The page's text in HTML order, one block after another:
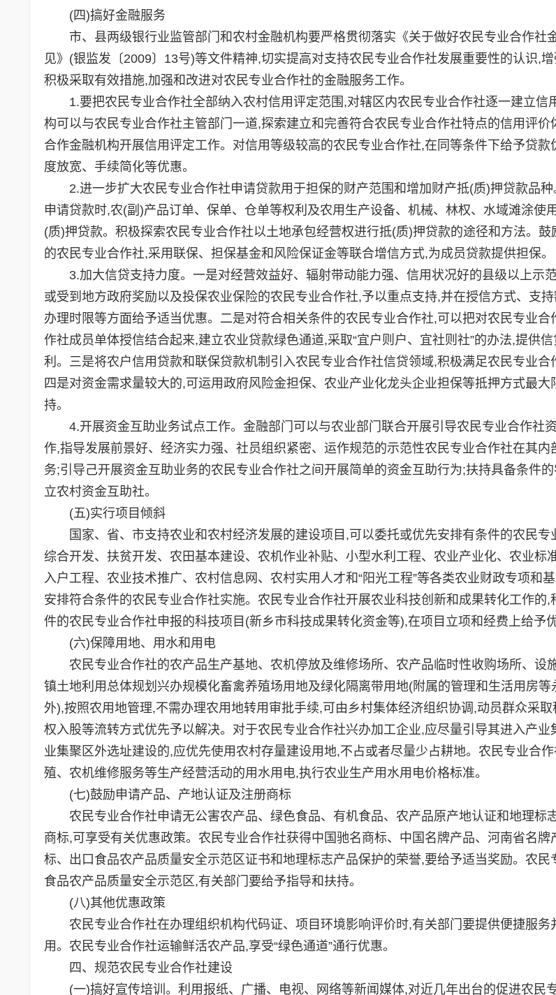
(四)搞好金融服务
市、县两级银行业监管部门和农村金融机构要严格贯彻落实《关于做好农民专业合作社
见》(银监发〔2009〕13号)等文件精神,切实提高对支持农民专业合作社发展重要性的认识,
积极采取有效措施,加强和改进对农民专业合作社的金融服务工作。
1.要把农民专业合作社全部纳入农村信用评定范围,对辖区内农民专业合作社逐一建立信
构可以与农民专业合作社主管部门一道,探索建立和完善符合农民专业合作社特点的信用评价
合作金融机构开展信用评定工作。对信用等级较高的农民专业合作社,在同等条件下给予贷款
度放宽、手续简化等优惠。
2.进一步扩大农民专业合作社申请贷款用于担保的财产范围和增加财产抵(质)押贷款品种
申请贷款时,农(副)产品订单、保单、仓单等权利及农用生产设备、机械、林权、水域滩涂使
(质)押贷款。积极探索农民专业合作社以土地承包经营权进行抵(质)押贷款的途径和方法。
的农民专业合作社,采用联保、担保基金和风险保证金等联合增信方式,为成员贷款提供担保。
3.加大信贷支持力度。一是对经营效益好、辐射带动能力强、信用状况好的县级以上示
或受到地方政府奖励以及投保农业保险的农民专业合作社,予以重点支持,并在授信方式、支持
办理时限等方面给予适当优惠。二是对符合相关条件的农民专业合作社,可以把对农民专业合
作社成员单体授信结合起来,建立农业贷款绿色通道,采取“宜户则户、宜社则社”的办法,提供
利。三是将农户信用贷款和联保贷款机制引入农民专业合作社信贷领域,积极满足农民专业合
四是对资金需求量较大的,可运用政府风险金担保、农业产业化龙头企业担保等抵押方式最大
持。
4.开展资金互助业务试点工作。金融部门可以与农业部门联合开展引导农民专业合作社
作,指导发展前景好、经济实力强、社员组织紧密、运作规范的示范性农民专业合作社在其内
务;引导己开展资金互助业务的农民专业合作社之间开展简单的资金互助行为;扶持具备条件
立农村资金互助社。
(五)实行项目倾斜
国家、省、市支持农业和农村经济发展的建设项目,可以委托或优先安排有条件的农民专
综合开发、扶贫开发、农田基本建设、农机作业补贴、小型水利工程、农业产业化、农业标
入户工程、农业技术推广、农村信息网、农村实用人才和“阳光工程”等各类农业财政专项和
安排符合条件的农民专业合作社实施。农民专业合作社开展农业科技创新和成果转化工作的,
件的农民专业合作社申报的科技项目(新乡市科技成果转化资金等),在项目立项和经费上给予
(六)保障用地、用水和用电
农民专业合作社的农产品生产基地、农机停放及维修场所、农产品临时性收购场所、设
镇土地利用总体规划兴办规模化畜禽养殖场用地及绿化隔离带用地(附属的管理和生活用房等
外),按照农用地管理,不需办理农用地转用审批手续,可由乡村集体经济组织协调,动员群众采
权入股等流转方式优先予以解决。对于农民专业合作社兴办加工企业,应尽量引导其进入产业
业集聚区外选址建设的,应优先使用农村存量建设用地,不占或者尽量少占耕地。农民专业合
殖、农机维修服务等生产经营活动的用水用电,执行农业生产用水用电价格标准。
(七)鼓励申请产品、产地认证及注册商标
农民专业合作社申请无公害农产品、绿色食品、有机食品、农产品原产地认证和地理标
商标,可享受有关优惠政策。农民专业合作社获得中国驰名商标、中国名牌产品、河南省名牌
标、出口食品农产品质量安全示范区证书和地理标志产品保护的荣誉,要给予适当奖励。农民
食品农产品质量安全示范区,有关部门要给予指导和扶持。
(八)其他优惠政策
农民专业合作社在办理组织机构代码证、项目环境影响评价时,有关部门要提供便捷服务
用。农民专业合作社运输鲜活农产品,享受“绿色通道”通行优惠。
四、规范农民专业合作社建设
(一)搞好宣传培训。利用报纸、广播、电视、网络等新闻媒体,对近几年出台的促进农民